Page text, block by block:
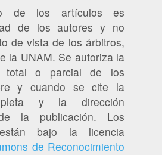
de los artículos es
de los autores y no
de vista de los árbitros,
la UNAM. Se autoriza la
total o parcial de los
y cuando se cite la
y la dirección
la publicación. Los
bajo la licencia
de Reconocimiento